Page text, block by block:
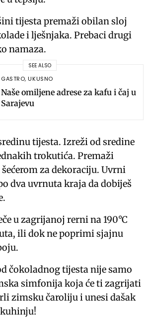
tijesta premaži obilan sloj
i lješnjaka. Prebaci drugi
namaza.
SEE ALSO
GASTRO,UKUSNO
Naše omiljene adrese za kafu i čaj u
Sarajevu
tijesta. Izreži od sredine
trokutića. Premaži
za dekoraciju. Uvrni
dva uvrnuta kraja da dobiješ
u zagrijanoj rerni na 190°C
ili dok ne poprimi sjajnu
čokoladnog tijesta nije samo
simfonija koja će ti zagrijati
zimsku čaroliju i unesi dašak